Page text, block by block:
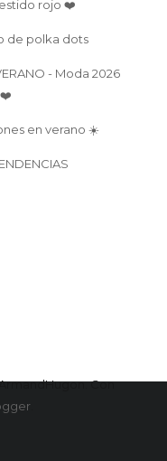
rojo ❤️
de polka dots
- Moda 2026
❤️
en verano ☀️
Con
.